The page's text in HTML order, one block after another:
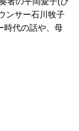
ンサー石川牧子
時代の話や、母